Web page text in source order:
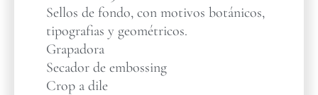
Sellos de fondo, con motivos botánicos,
tipografias y geométricos.
Grapadora
Secador de embossing
Crop a dile